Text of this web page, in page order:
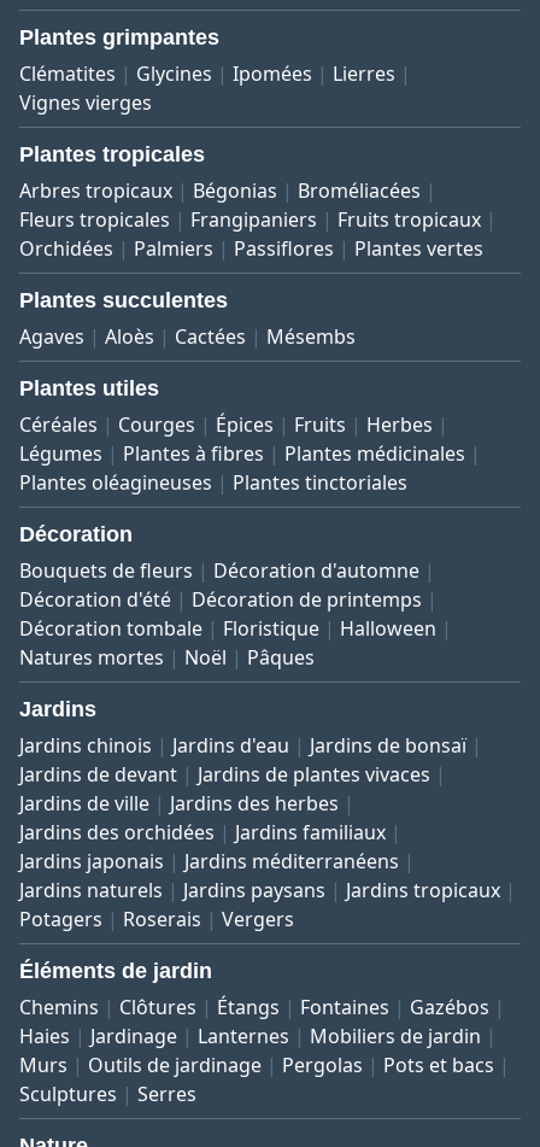
Plantes grimpantes
Clématites Glycines Ipomées
Lierres
Vignes vierges
Plantes tropicales
Arbres tropicaux Bégonias
Broméliacées
Fleurs tropicales
Frangipaniers
Fruits tropicaux
Orchidées
Palmiers Passiflores Plantes vertes
Plantes succulentes
Agaves Aloès Cactées Mésembs
Plantes utiles
Céréales Courges Épices Fruits
Herbes
Légumes
Plantes à fibres
Plantes médicinales
Plantes oléagineuses
Plantes tinctoriales
Décoration
Bouquets de fleurs
Décoration d'automne
Décoration d'été
Décoration de printemps
Décoration tombale
Floristique
Halloween
Natures mortes
Noël Pâques
Jardins
Jardins chinois Jardins d'eau
Jardins de bonsaï
Jardins de devant
Jardins de plantes vivaces
Jardins de ville
Jardins des herbes
Jardins des orchidées
Jardins familiaux
Jardins japonais
Jardins méditerranéens
Jardins naturels
Jardins paysans
Jardins tropicaux
Potagers
Roserais Vergers
Éléments de jardin
Chemins Clôtures Étangs Fontaines
Gazébos
Haies
Jardinage Lanternes
Mobiliers de jardin
Murs
Outils de jardinage Pergolas
Pots et bacs
Sculptures
Serres